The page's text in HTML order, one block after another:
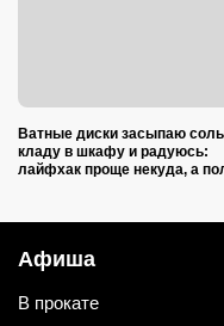
Ватные диски засыпаю
кладу в шкафу и радуюсь:
лайфхак проще некуда, а
Афиша
В прокате